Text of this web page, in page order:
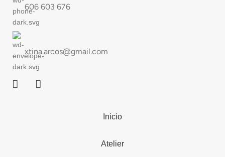
606 603 676
xtina.arcos@gmail.com
Inicio
Atelier